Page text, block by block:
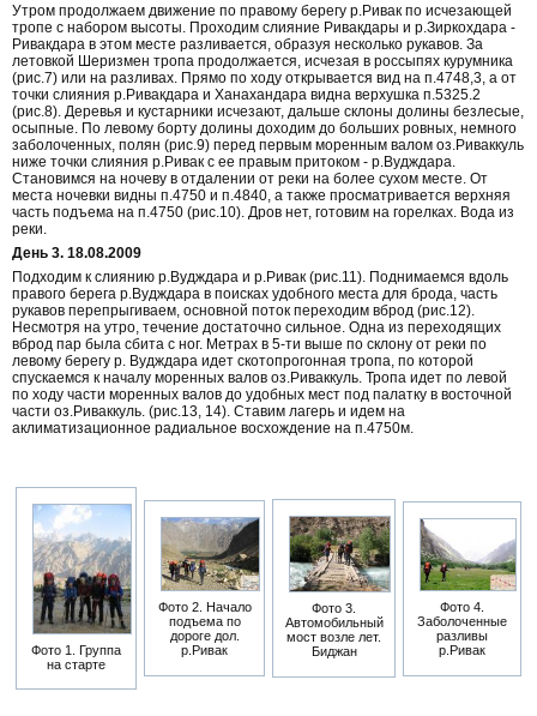
Утром продолжаем движение по правому берегу р.Ривак по исчезающей
тропе с набором высоты. Проходим слияние Ривакдары и р.Зиркохдара -
Ривакдара в этом месте разливается, образуя несколько рукавов. За
летовкой Шеризмен тропа продолжается, исчезая в россыпях курумника
(рис.7) или на разливах. Прямо по ходу открывается вид на п.4748,3, а от
точки слияния р.Ривакдара и Ханахандара видна верхушка п.5325.2
(рис.8). Деревья и кустарники исчезают, дальше склоны долины безлесые,
осыпные. По левому борту долины доходим до больших ровных, немного
заболоченных, полян (рис.9) перед первым моренным валом оз.Риваккуль
ниже точки слияния р.Ривак с ее правым притоком - р.Вудждара.
Становимся на ночеву в отдалении от реки на более сухом месте. От
места ночевки видны п.4750 и п.4840, а также просматривается верхняя
часть подъема на п.4750 (рис.10). Дров нет, готовим на горелках. Вода из
реки.
День 3. 18.08.2009
Подходим к слиянию р.Вудждара и р.Ривак (рис.11). Поднимаемся вдоль
правого берега р.Вудждара в поисках удобного места для брода, часть
рукавов перепрыгиваем, основной поток переходим вброд (рис.12).
Несмотря на утро, течение достаточно сильное. Одна из переходящих
вброд пар была сбита с ног. Метрах в 5-ти выше по склону от реки по
левому берегу р. Вудждара идет скотопрогонная тропа, по которой
спускаемся к началу моренных валов оз.Риваккуль. Тропа идет по левой
по ходу части моренных валов до удобных мест под палатку в восточной
части оз.Риваккуль. (рис.13, 14). Ставим лагерь и идем на
аклиматизационное радиальное восхождение на п.4750м.
Фото 1. Группа
на старте
Фото 2. Начало
подъема по
дороге дол.
р.Ривак
Фото 3.
Автомобильный
мост возле лет.
Биджан
Фото 4.
Заболоченные
разливы
р.Ривак